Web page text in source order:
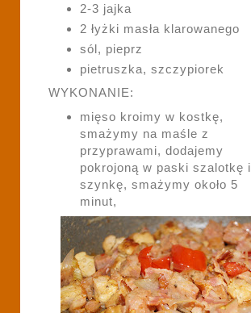
2-3 jajka
2 łyżki masła klarowanego
sól, pieprz
pietruszka, szczypiorek
WYKONANIE:
mięso kroimy w kostkę,
smażymy na maśle z
przyprawami, dodajemy
pokrojoną w paski szalotkę i
szynkę, smażymy około 5
minut,